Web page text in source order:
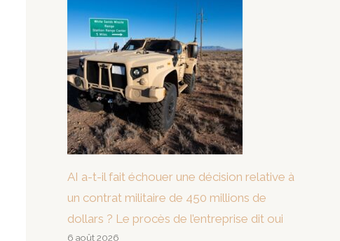
AI a-t-il fait échouer une décision relative à
un contrat militaire de 450 millions de
dollars ? Le procès de l’entreprise dit oui
6 août 2026